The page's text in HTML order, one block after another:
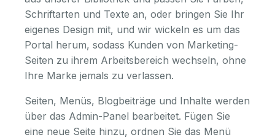
Schriftarten und Texte an, oder bringen Sie Ihr
eigenes Design mit, und wir wickeln es um das
Portal herum, sodass Kunden von Marketing-
Seiten zu ihrem Arbeitsbereich wechseln, ohne
Ihre Marke jemals zu verlassen.
Seiten, Menüs, Blogbeiträge und Inhalte werden
über das Admin-Panel bearbeitet. Fügen Sie
eine neue Seite hinzu, ordnen Sie das Menü